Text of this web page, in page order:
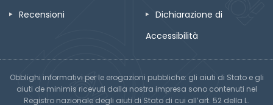
Recensioni
Dichiarazione di
Accessibilità
Obblighi informativi per le erogazioni pubbliche: gli aiuti di Stato e gli
aiuti de minimis ricevuti dalla nostra impresa sono contenuti nel
Registro nazionale degli aiuti di Stato di cui all’art. 52 della L.